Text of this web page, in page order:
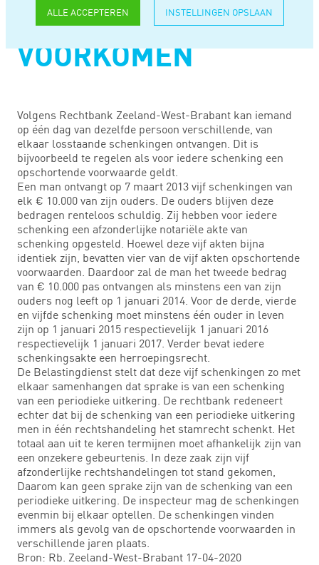
ALLE ACCEPTEREN INSTELLINGEN OPSLAAN
SCHENKINGEN
VOORKOMEN
Volgens Rechtbank Zeeland-West-Brabant kan iemand
op één dag van dezelfde persoon verschillende, van
elkaar losstaande schenkingen ontvangen. Dit is
bijvoorbeeld te regelen als voor iedere schenking een
opschortende voorwaarde geldt.
Een man ontvangt op 7 maart 2013 vijf schenkingen van
elk € 10.000 van zijn ouders. De ouders blijven deze
bedragen renteloos schuldig. Zij hebben voor iedere
schenking een afzonderlijke notariële akte van
schenking opgesteld. Hoewel deze vijf akten bijna
identiek zijn, bevatten vier van de vijf akten opschortende
voorwaarden. Daardoor zal de man het tweede bedrag
van € 10.000 pas ontvangen als minstens een van zijn
ouders nog leeft op 1 januari 2014. Voor de derde, vierde
en vijfde schenking moet minstens één ouder in leven
zijn op 1 januari 2015 respectievelijk 1 januari 2016
respectievelijk 1 januari 2017. Verder bevat iedere
schenkingsakte een herroepingsrecht.
De Belastingdienst stelt dat deze vijf schenkingen zo met
elkaar samenhangen dat sprake is van een schenking
van een periodieke uitkering. De rechtbank redeneert
echter dat bij de schenking van een periodieke uitkering
men in één rechtshandeling het stamrecht schenkt. Het
totaal aan uit te keren termijnen moet afhankelijk zijn van
een onzekere gebeurtenis. In deze zaak zijn vijf
afzonderlijke rechtshandelingen tot stand gekomen,
Daarom kan geen sprake zijn van de schenking van een
periodieke uitkering. De inspecteur mag de schenkingen
evenmin bij elkaar optellen. De schenkingen vinden
immers als gevolg van de opschortende voorwaarden in
verschillende jaren plaats.
Bron: Rb. Zeeland-West-Brabant 17-04-2020